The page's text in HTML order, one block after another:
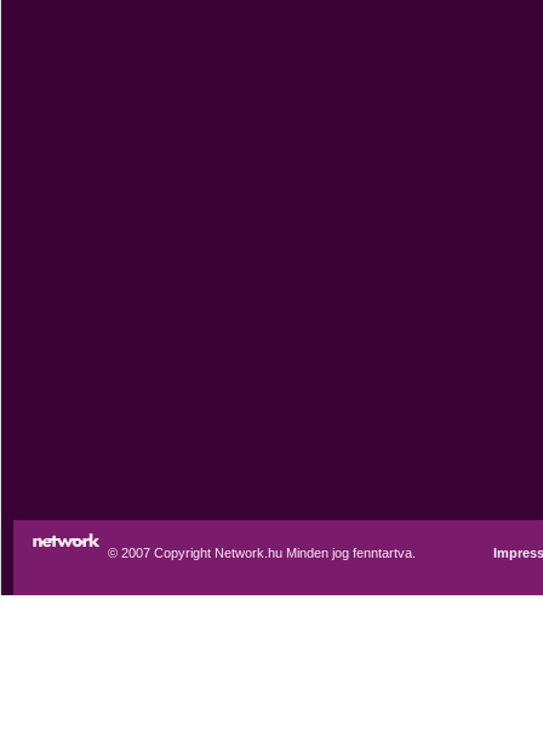
© 2007 Copyright Network.hu Minden jog fenntartva.